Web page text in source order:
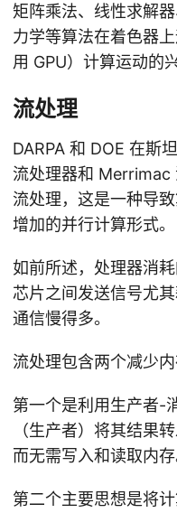
矩阵乘法、线性求解
力学等算法在着色器
用 GPU）计算运动的兴
流处理
DARPA 和 DOE 在斯
流处理器和 Merrimac
流处理，这是一种导
增加的并行计算形式。
如前所述，处理器消
芯片之间发送信号尤
通信慢得多。
流处理包含两个减少
第一个是利用生产者-
（生产者）将其结果
而无需写入和读取内存
第二个主要思想是将